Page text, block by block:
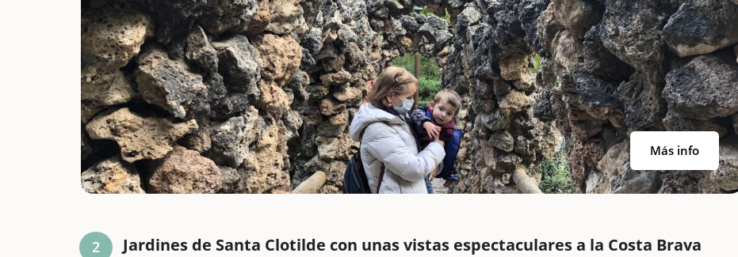
Más info
2 Jardines de Santa Clotilde con unas vistas espectaculares a la Costa Brava